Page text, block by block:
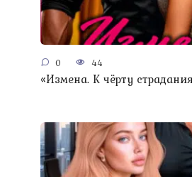
0 44
«Измена. К чёрту